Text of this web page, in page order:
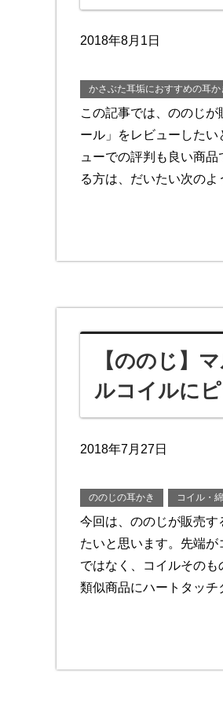
2018年8月1日
かさぶた耳垢におすすめの耳か
この記事では、ののじ
ール」をレビューした
ューでの評判も良い商
る方は、だいたい次の
【ののじ】
ルコイルに
2018年7月27日
ののじの耳かき コイル・
今回は、ののじが販売
たいと思います。先端
ではなく、コイルそのも
類似商品にハートタッ